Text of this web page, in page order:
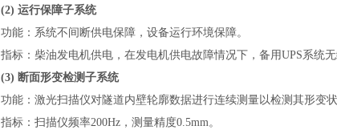
(2) 运行保障子系统
功能：系统不间断供电保障，设备运行环境保障。
指标：柴油发电机供电，在发电机供电故障情况下，备用UPS系统
(3) 断面形变检测子系统
功能：激光扫描仪对隧道内壁轮廓数据进行连续测量以检测其形变状
指标：扫描仪频率200Hz，测量精度0.5mm。